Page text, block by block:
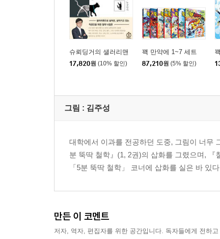
슈뢰딩거의 샐러리맨
17,820원 (10% 할인)
꽥 만약에 1~7 세트
87,210원 (5% 할인)
그림 : 김주성
대학에서 이과를 전공하던 도중, 그림이 너무
분 뚝딱 철학』(1, 2권)의 삽화를 그렸으며,
「5분 뚝딱 철학」 코너에 삽화를 실은 바 있
만든 이 코멘트
저자, 역자, 편집자를 위한 공간입니다. 독자들에게 전하